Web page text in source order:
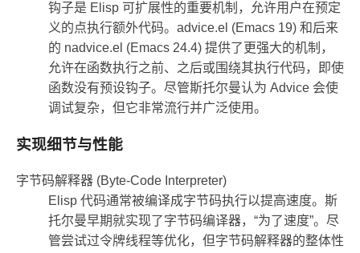
钩子是 Elisp 可扩展性的重要机制，允许用户在预定
义的点执行额外代码。advice.el (Emacs 19) 和后来
的 nadvice.el (Emacs 24.4) 提供了更强大的机制，
允许在函数执行之前、之后或围绕其执行代码，即使
函数没有预设钩子。尽管斯托尔曼认为 Advice 会使
调试复杂，但它非常流行并广泛使用。
实现细节与性能
字节码解释器 (Byte-Code Interpreter)
Elisp 代码通常被编译成字节码执行以提高速度。斯
托尔曼早期就实现了字节码编译器，“为了速度”。尽
管尝试过令牌线程等优化，但字节码解释器的整体性